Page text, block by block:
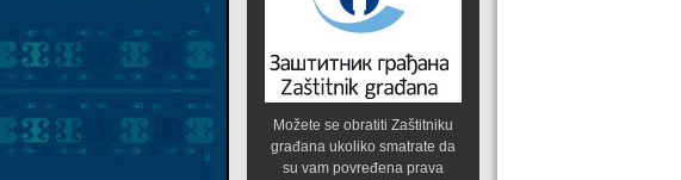
Možete se obratiti Zaštitniku
građana ukoliko smatrate da
su vam povređena prava